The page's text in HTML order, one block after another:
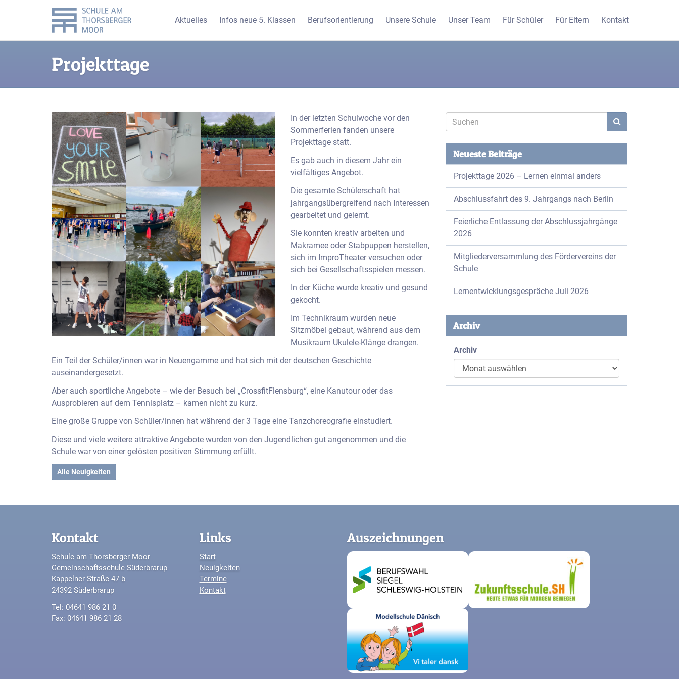
Aktuelles Infos neue 5. Klassen Berufsorientierung Unsere Schule Unser Team Für Schüler Für Eltern Kontakt
Projekttage
In der letzten Schulwoche vor den
Sommerferien fanden unsere
Projekttage statt.
Es gab auch in diesem Jahr ein
vielfältiges Angebot.
Die gesamte Schülerschaft hat
jahrgangsübergreifend nach Interessen
gearbeitet und gelernt.
Sie konnten kreativ arbeiten und
Makramee oder Stabpuppen herstellen,
sich im ImproTheater versuchen oder
sich bei Gesellschaftsspielen messen.
In der Küche wurde kreativ und gesund
gekocht.
Im Technikraum wurden neue
Sitzmöbel gebaut, während aus dem
Musikraum Ukulele-Klänge drangen.
Ein Teil der Schüler/innen war in Neuengamme und hat sich mit der deutschen Geschichte
auseinandergesetzt.
Aber auch sportliche Angebote – wie der Besuch bei „CrossfitFlensburg“, eine Kanutour oder das
Ausprobieren auf dem Tennisplatz – kamen nicht zu kurz.
Eine große Gruppe von Schüler/innen hat während der 3 Tage eine Tanzchoreografie einstudiert.
Diese und viele weitere attraktive Angebote wurden von den Jugendlichen gut angenommen und die
Schule war von einer gelösten positiven Stimmung erfüllt.
Alle Neuigkeiten
Neueste Beiträge
Projekttage 2026 – Lernen einmal anders
Abschlussfahrt des 9. Jahrgangs nach Berlin
Feierliche Entlassung der Abschlussjahrgänge
2026
Mitgliederversammlung des Fördervereins der
Schule
Lernentwicklungsgespräche Juli 2026
Archiv
Archiv
Kontakt
Schule am Thorsberger Moor
Gemeinschaftsschule Süderbrarup
Kappelner Straße 47 b
24392 Süderbrarup
Tel: 04641 986 21 0
Fax: 04641 986 21 28
Links
Start
Neuigkeiten
Termine
Kontakt
Auszeichnungen